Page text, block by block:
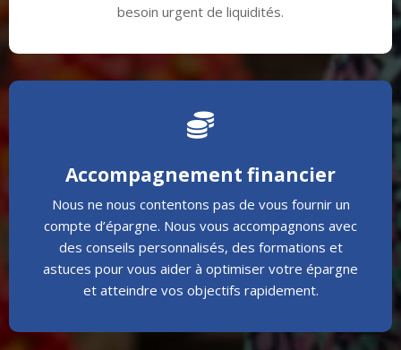
besoin urgent de liquidités.

Accompagnement financier
Nous ne nous contentons pas de vous fournir un
compte d’épargne. Nous vous accompagnons avec
des conseils personnalisés, des formations et
astuces pour vous aider à optimiser votre épargne
et atteindre vos objectifs rapidement.